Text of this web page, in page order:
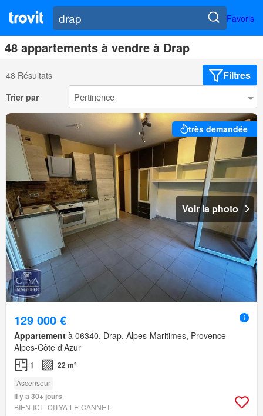
Favoris
48 appartements à vendre à Drap
48 Résultats Filtres
Trier par
très demandée
Voir la photo
129 000 €
Appartement à 06340, Drap, Alpes-Maritimes, Provence-
Alpes-Côte d'Azur
1 22 m²
Ascenseur
Il y a 30+ jours
BIEN´ICI - CITYA-LE-CANNET